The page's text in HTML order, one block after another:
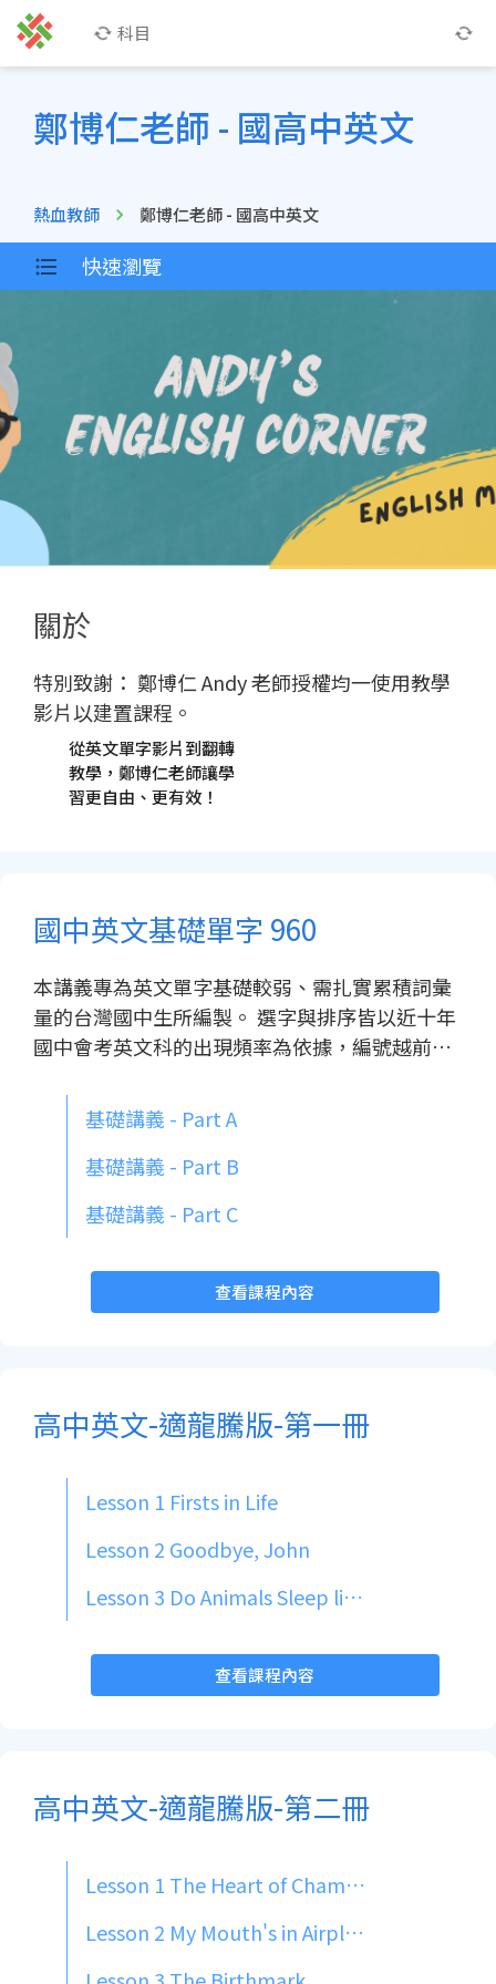
科目
鄭博仁老師 - 國高中英文
熱血教師 鄭博仁老師 - 國高中英文
快速瀏覽
關於
特別致謝： 鄭博仁 Andy 老師授權均一使用教學
影片以建置課程。
從英文單字影片到翻轉
教學，鄭博仁老師讓學
習更自由、更有效！
國中英文基礎單字 960
本講義專為英文單字基礎較弱、需扎實累積詞彙
量的台灣國中生所編製。 選字與排序皆以近十年
國中會考英文科的出現頻率為依據，編號越前
單字在十年間累計出現 188 次，位居榜首，因此
列為第一個高頻單字。 經統計排序，排除冠詞、
介系詞、be 動詞等功能詞，以及人名、地名與國
60 個高頻單字，並依此編製講義、錄製教學影
20 個單字為一個練習回合，每本共 16 回，提供
你每日持續練習的素材。 只要按部就班練習，你
穩打迎戰會考！
基礎講義 - Part A
基礎講義 - Part B
基礎講義 - Part C
查看課程內容
高中英文-適龍騰版-第一冊
Lesson 1 Firsts in Life
Lesson 2 Goodbye, John
Lesson 3 Do Animals Sleep like You and Me?
查看課程內容
高中英文-適龍騰版-第二冊
Lesson 1 The Heart of Champion
Lesson 2 My Mouth's in Airplane Mode!